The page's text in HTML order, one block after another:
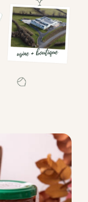
poudre
Fruits
apéritifs